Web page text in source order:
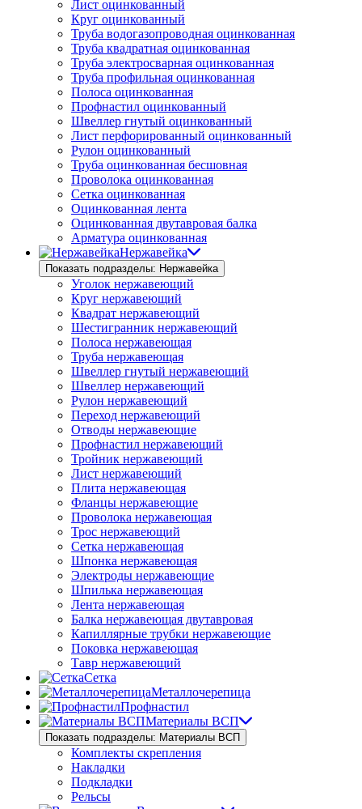
Лист оцинкованный
Круг оцинкованный
Труба водогазопроводная оцинкованная
Труба квадратная оцинкованная
Труба электросварная оцинкованная
Труба профильная оцинкованная
Полоса оцинкованная
Профнастил оцинкованный
Швеллер гнутый оцинкованный
Лист перфорированный оцинкованный
Рулон оцинкованный
Труба оцинкованная бесшовная
Проволока оцинкованная
Сетка оцинкованная
Оцинкованная лента
Оцинкованная двутавровая балка
Арматура оцинкованная
Нержавейка
Показать подразделы: Нержавейка
Уголок нержавеющий
Круг нержавеющий
Квадрат нержавеющий
Шестигранник нержавеющий
Полоса нержавеющая
Труба нержавеющая
Швеллер гнутый нержавеющий
Швеллер нержавеющий
Рулон нержавеющий
Переход нержавеющий
Отводы нержавеющие
Профнастил нержавеющий
Тройник нержавеющий
Лист нержавеющий
Плита нержавеющая
Фланцы нержавеющие
Проволока нержавеющая
Трос нержавеющий
Сетка нержавеющая
Шпонка нержавеющая
Электроды нержавеющие
Шпилька нержавеющая
Лента нержавеющая
Балка нержавеющая двутавровая
Капиллярные трубки нержавеющие
Поковка нержавеющая
Тавр нержавеющий
Сетка
Металлочерепица
Профнастил
Материалы ВСП
Показать подразделы: Материалы ВСП
Комплекты скрепления
Накладки
Подкладки
Рельсы